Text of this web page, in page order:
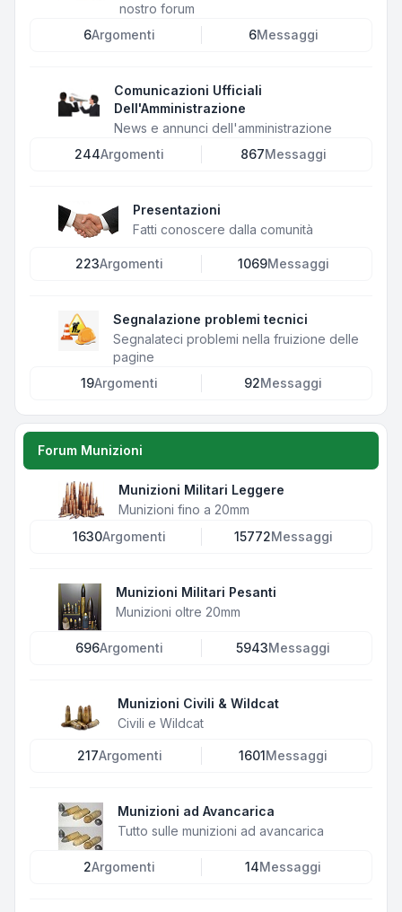
nostro forum
6Argomenti 6Messaggi
Comunicazioni Ufficiali
Dell'Amministrazione
News e annunci dell'amministrazione
244Argomenti 867Messaggi
Presentazioni
Fatti conoscere dalla comunità
223Argomenti 1069Messaggi
Segnalazione problemi tecnici
Segnalateci problemi nella fruizione delle
pagine
19Argomenti 92Messaggi
Forum Munizioni
Munizioni Militari Leggere
Munizioni fino a 20mm
1630Argomenti 15772Messaggi
Munizioni Militari Pesanti
Munizioni oltre 20mm
696Argomenti 5943Messaggi
Munizioni Civili & Wildcat
Civili e Wildcat
217Argomenti 1601 Messaggi
Munizioni ad Avancarica
Tutto sulle munizioni ad avancarica
2Argomenti 14Messaggi